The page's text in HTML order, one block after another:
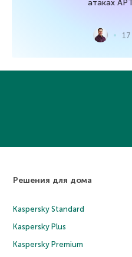
атаках
Решения для дома
Kaspersky Standard
Kaspersky Plus
Kaspersky Premium